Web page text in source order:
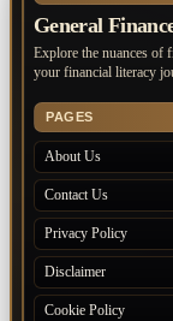
General
Explore the nuances of
your financial literacy
PAGES
About Us
Contact Us
Privacy Policy
Disclaimer
Cookie Policy